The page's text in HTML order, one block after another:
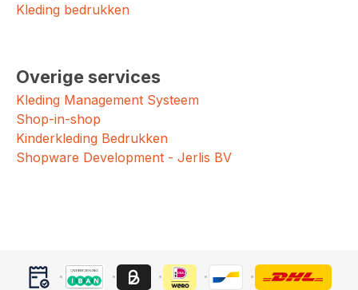
Kleding bedrukken
Overige services
Kleding Management Systeem
Shop-in-shop
Kinderkleding Bedrukken
Shopware Development - Jerlis BV